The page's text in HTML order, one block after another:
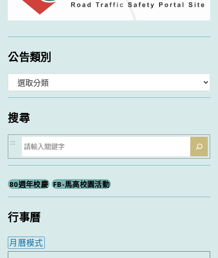
公告類別
類
搜尋
搜
尋
:::
80週年校慶 FB-馬高校園活動
行事曆
月曆模式